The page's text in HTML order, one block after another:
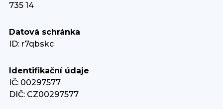
735 14
Datová schránka
ID: r7qbskc
Identifikační údaje
IČ: 00297577
DIČ: CZ00297577